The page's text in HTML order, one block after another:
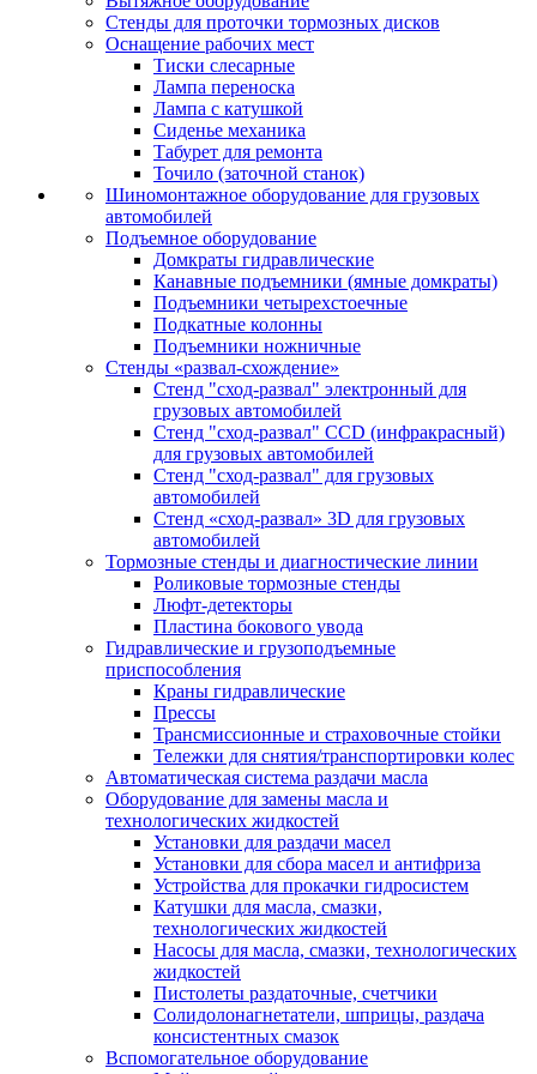
Стенды для проточки тормозных дисков
Оснащение рабочих мест
Тиски слесарные
Лампа переноска
Лампа с катушкой
Сиденье механика
Табурет для ремонта
Точило (заточной станок)
Шиномонтажное оборудование для грузовых
автомобилей
Подъемное оборудование
Домкраты гидравлические
Канавные подъемники (ямные домкраты)
Подъемники четырехстоечные
Подкатные колонны
Подъемники ножничные
Стенды «развал-схождение»
Стенд "сход-развал" электронный для
грузовых автомобилей
Стенд "сход-развал" CCD (инфракрасный)
для грузовых автомобилей
Стенд "сход-развал" для грузовых
автомобилей
Стенд «сход-развал» 3D для грузовых
автомобилей
Тормозные стенды и диагностические линии
Роликовые тормозные стенды
Люфт-детекторы
Пластина бокового увода
Гидравлические и грузоподъемные
приспособления
Краны гидравлические
Прессы
Трансмиссионные и страховочные стойки
Тележки для снятия/транспортировки колес
Автоматическая система раздачи масла
Оборудование для замены масла и
технологических жидкостей
Установки для раздачи масел
Установки для сбора масел и антифриза
Устройства для прокачки гидросистем
Катушки для масла, смазки,
технологических жидкостей
Насосы для масла, смазки, технологических
жидкостей
Пистолеты раздаточные, счетчики
Солидолонагнетатели, шприцы, раздача
консистентных смазок
Вспомогательное оборудование